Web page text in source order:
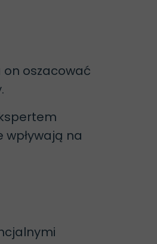
on oszacować
na